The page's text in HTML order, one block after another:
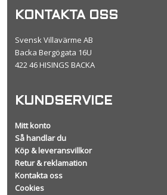
KONTAKTA OSS
Svensk Villavärme AB
Backa Bergögata 16U
422 46 HISINGS BACKA
KUNDSERVICE
Mitt konto
Så handlar du
Köp & leveransvillkor
Retur & reklamation
Kontakta oss
Cookies